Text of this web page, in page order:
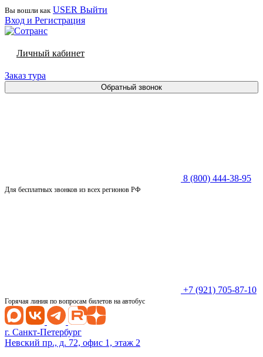
Вы вошли как USER Выйти
Вход и Регистрация
Личный кабинет
Заказ тура
Обратный звонок
8 (800) 444-38-95
Для бесплатных звонков из всех регионов РФ
+7 (921) 705-87-10
Горячая линия по вопросам билетов на автобус
г. Санкт-Петербург
Невский пр., д. 72, офис 1, этаж 2